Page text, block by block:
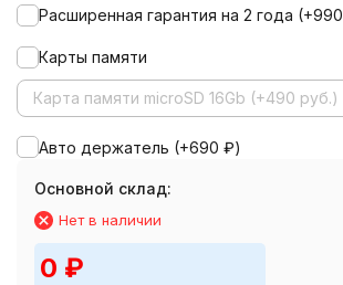
Расширенная гарантия на 2 года (+990
Карты памяти
Карта памяти microSD 16Gb (+490 руб.)
Авто держатель (+690 ₽)
Основной склад:
Нет в наличии
0 ₽